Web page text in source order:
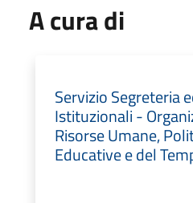
A cura di
Servizio Segreteria
Istituzionali -
Risorse Umane,
Educative e del